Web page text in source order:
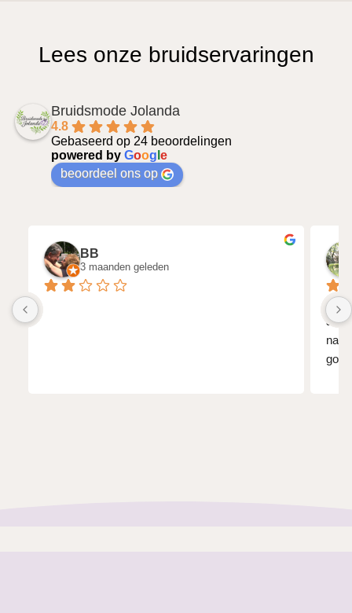
Lees onze bruidservaringen
Bruidsmode Jolanda
4.8
Gebaseerd op 24 beoordelingen
powered by Goog e
beoordeel ons op
BB
3 maanden geleden
In
aan